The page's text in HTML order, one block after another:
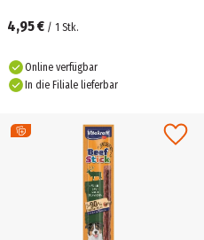
4,95 € / 1 Stk.
Online verfügbar
In die Filiale lieferbar